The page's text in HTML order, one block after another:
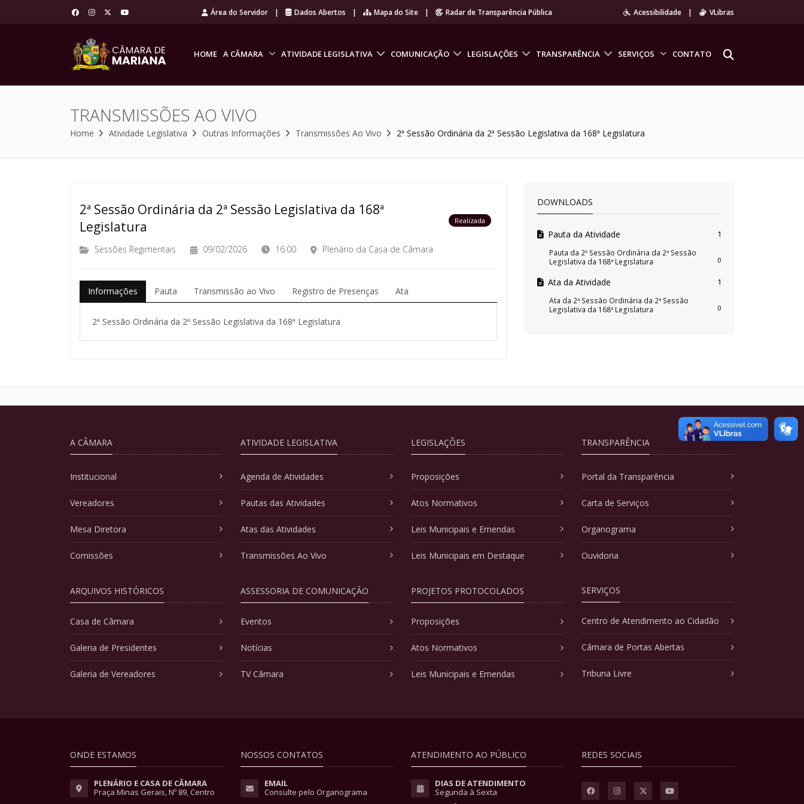
Área do Servidor | Dados Abertos | Mapa do Site | Radar de Transparência Pública Acessibilidade | VLibras
HOME A CÂMARA ATIVIDADE LEGISLATIVA COMUNICAÇÃO LEGISLAÇÕES TRANSPARÊNCIA SERVIÇOS CONTATO
TRANSMISSÕES AO VIVO
Home Atividade Legislativa Outras Informações Transmissões Ao Vivo 2ª Sessão Ordinária da 2ª Sessão Legislativa da 168ª Legislatura
2ª Sessão Ordinária da 2ª Sessão Legislativa da 168ª
Legislatura
Realizada
Sessões Regimentais 09/02/2026 16:00 Plenário da Casa de Câmara
Informações Pauta Transmissão ao Vivo Registro de Presenças Ata
2ª Sessão Ordinária da 2ª Sessão Legislativa da 168ª Legislatura
DOWNLOADS
Pauta da Atividade 1
Pauta da 2º Sessão Ordinária da 2ª Sessão
Legislativa da 168ª Legislatura
0
Ata da Atividade 1
Ata da 2ª Sessão Ordinária da 2ª Sessão
Legislativa da 168ª Legislatura
0
A CÂMARA
Institucional
Vereadores
Mesa Diretora
Comissões
ARQUIVOS HISTÓRICOS
Casa de Câmara
Galeria de Presidentes
Galeria de Vereadores
ATIVIDADE LEGISLATIVA
Agenda de Atividades
Pautas das Atividades
Atas das Atividades
Transmissões Ao Vivo
ASSESSORIA DE COMUNICAÇÃO
Eventos
Notícias
TV Câmara
LEGISLAÇÕES
Proposições
Atos Normativos
Leis Municipais e Emendas
Leis Municipais em Destaque
PROJETOS PROTOCOLADOS
Proposições
Atos Normativos
Leis Municipais e Emendas
TRANSPARÊNCIA
Portal da Transparência
Carta de Serviços
Organograma
Ouvidoria
SERVIÇOS
Centro de Atendimento ao Cidadão
Câmara de Portas Abertas
Tribuna Livre
ONDE ESTAMOS
PLENÁRIO E CASA DE CÂMARA
Praça Minas Gerais, Nº 89, Centro
NOSSOS CONTATOS
EMAIL
Consulte pelo Organograma
ATENDIMENTO AO PÚBLICO
DIAS DE ATENDIMENTO
Segunda à Sexta
REDES SOCIAIS